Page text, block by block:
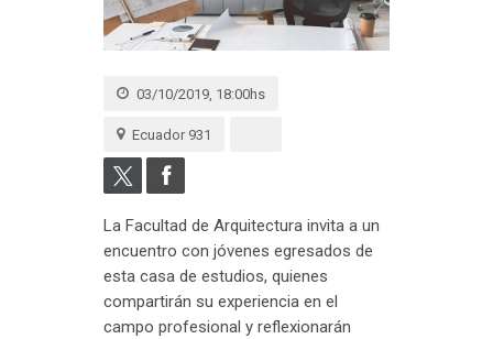
03/10/2019, 18:00hs
Ecuador 931
La Facultad de Arquitectura invita a un
encuentro con jóvenes egresados de
esta casa de estudios, quienes
compartirán su experiencia en el
campo profesional y reflexionarán